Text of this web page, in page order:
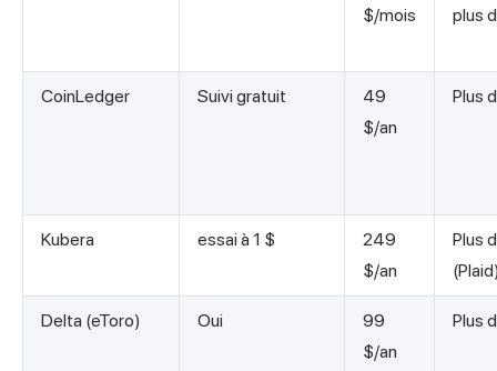
$/mois
plus
CoinLedger Suivi gratuit
49
$/an
Plus
Kubera essai à 1 $
249
$/an
Plus
Delta (eToro) Oui
99
$/an
Plus